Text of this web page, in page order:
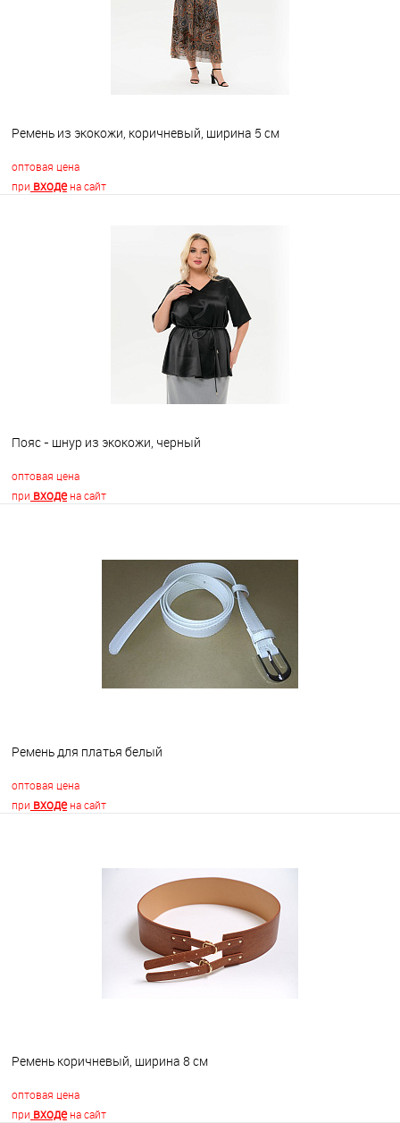
Ремень из экокожи, коричневый, ширина 5 см
оптовая цена
при входена сайт
В корзину
Пояс - шнур из экокожи, черный
оптовая цена
при входена сайт
Недоступно
Ремень для платья белый
оптовая цена
при входена сайт
В наличии
Ремень коричневый, ширина 8 см
оптовая цена
при входена сайт